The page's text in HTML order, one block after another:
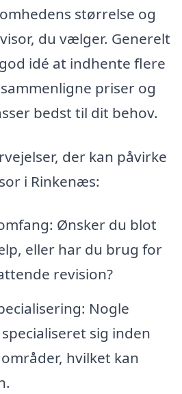
størrelse og
du vælger. Generelt
idé at indhente flere
priser og
bedst til dit behov.
der kan påvirke
i Rinkenæs:
Ønsker du blot
eller har du brug for
revision?
Nogle
sig inden
hvilket kan